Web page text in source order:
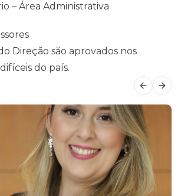
– Área Administrativa
Direção são aprovados nos
do país.